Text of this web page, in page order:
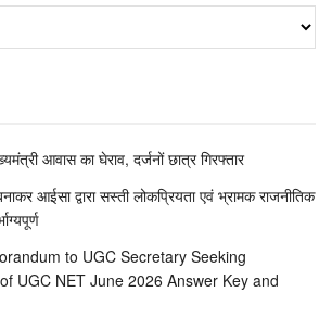
आवास का घेराव, दर्जनों छात्र गिरफ्तार
आईसा द्वारा सस्ती लोकप्रियता एवं भ्रामक राजनीतिक
to UGC Secretary Seeking
UGC NET June 2026 Answer Key and